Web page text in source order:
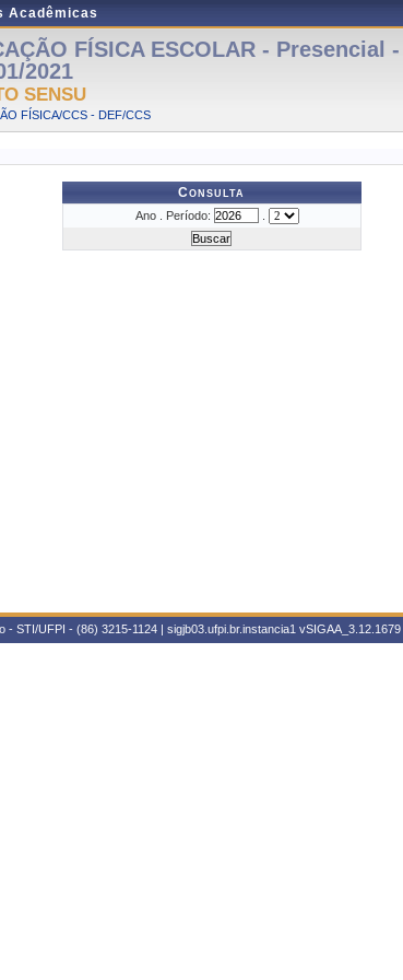
Acadêmicas
FÍSICA ESCOLAR - Presencial -
2021
SENSU
FÍSICA/CCS - DEF/CCS
Consulta
Ano . Período:
STI/UFPI - (86) 3215-1124 | sigjb03.ufpi.br.instancia1 vSIGAA_3.12.1679